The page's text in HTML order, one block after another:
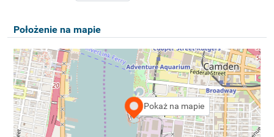
Położenie na mapie
Pokaż na mapie